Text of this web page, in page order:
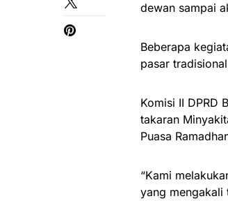
dewan sampai
Beberapa
pasar
Komisi II DPRD
takaran
Puasa
“Kami
yang mengakali